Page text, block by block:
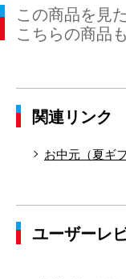
この商品を見
こちらの商品
関連リンク
お中元（夏ギ
ユーザーレ